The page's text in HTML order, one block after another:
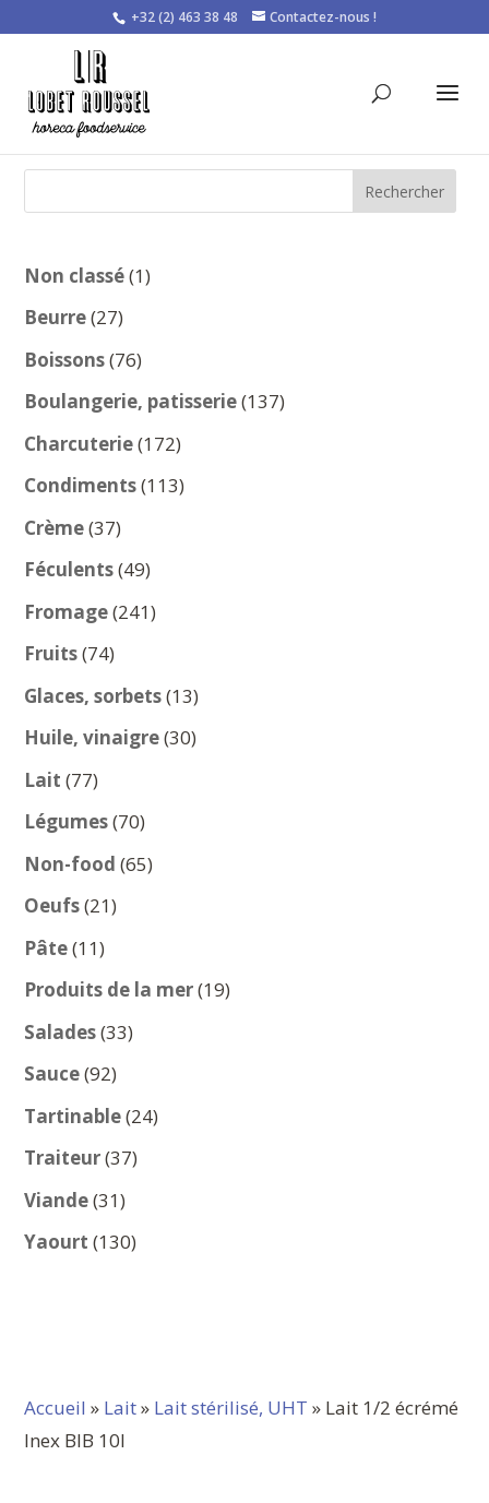
+32 (2) 463 38 48 Contactez-nous !
Rechercher
Non classé 11
Beurre 2727
produits
Boissons 7676
produits
Boulangerie, patisserie 137137
Charcuterie 172172
produits
Condiments 113113
Crème 3737
produits
Féculents 4949
produits
Fromage 241241
Fruits 7474
produits
Glaces, sorbets 1313
produits
Huile, vinaigre 3030
Lait 7777
produits
Légumes 7070
produits
Non-food 6565
Oeufs 2121
Pâte 1111
produits
Produits de la mer 1919
Salades 3333
Sauce 9292
produits
Tartinable 2424
Traiteur 3737
Viande 3131
produits
Yaourt 130130
Accueil » Lait» Lait stérilisé, UHT » Lait 1/2 écrémé
Inex BIB 10l